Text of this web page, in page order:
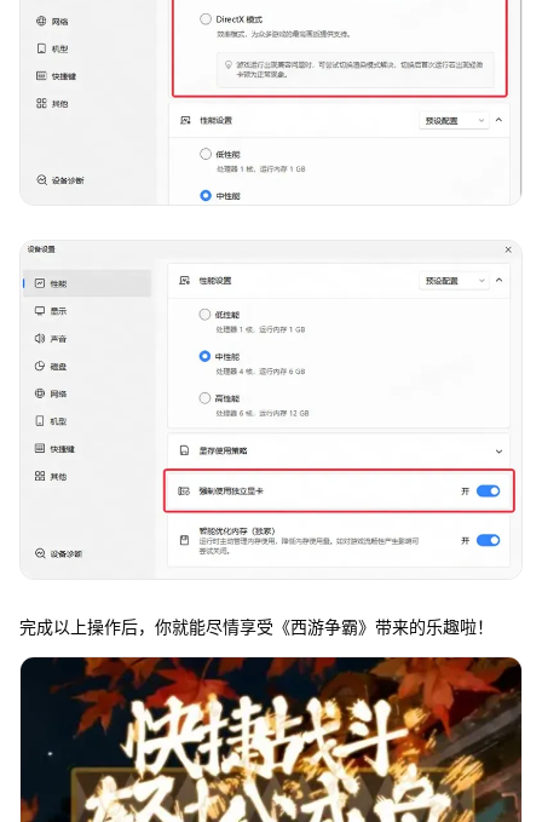
完成以上操作后，你就能尽情享受《西游争霸》带来的乐趣啦！